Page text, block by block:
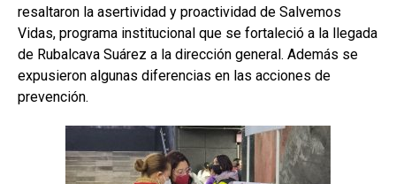
resaltaron la asertividad y proactividad de Salvemos
Vidas, programa institucional que se fortaleció a la llegada
de Rubalcava Suárez a la dirección general. Además se
expusieron algunas diferencias en las acciones de
prevención.